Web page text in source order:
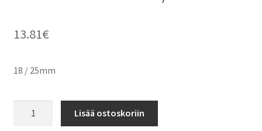
13.81€
18 / 25mm
Lisää ostoskoriin